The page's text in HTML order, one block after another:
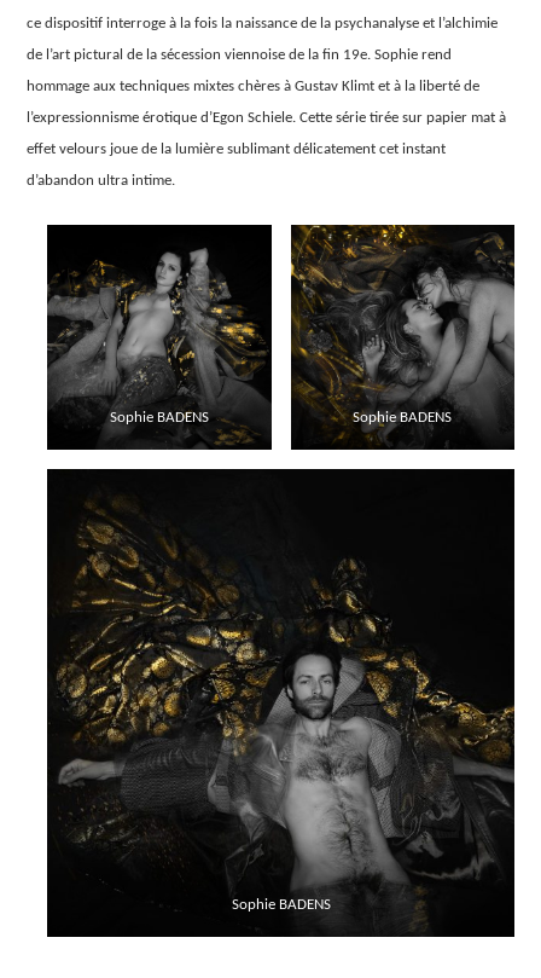
ce dispositif interroge à la fois la naissance de la psychanalyse et l’alchimie
de l’art pictural de la sécession viennoise de la fin 19e. Sophie rend
hommage aux techniques mixtes chères à Gustav Klimt et à la liberté de
l’expressionnisme érotique d’Egon Schiele. Cette série tirée sur papier mat à
effet velours joue de la lumière sublimant délicatement cet instant
d’abandon ultra intime.
Sophie BADENS Sophie BADENS
Sophie BADENS